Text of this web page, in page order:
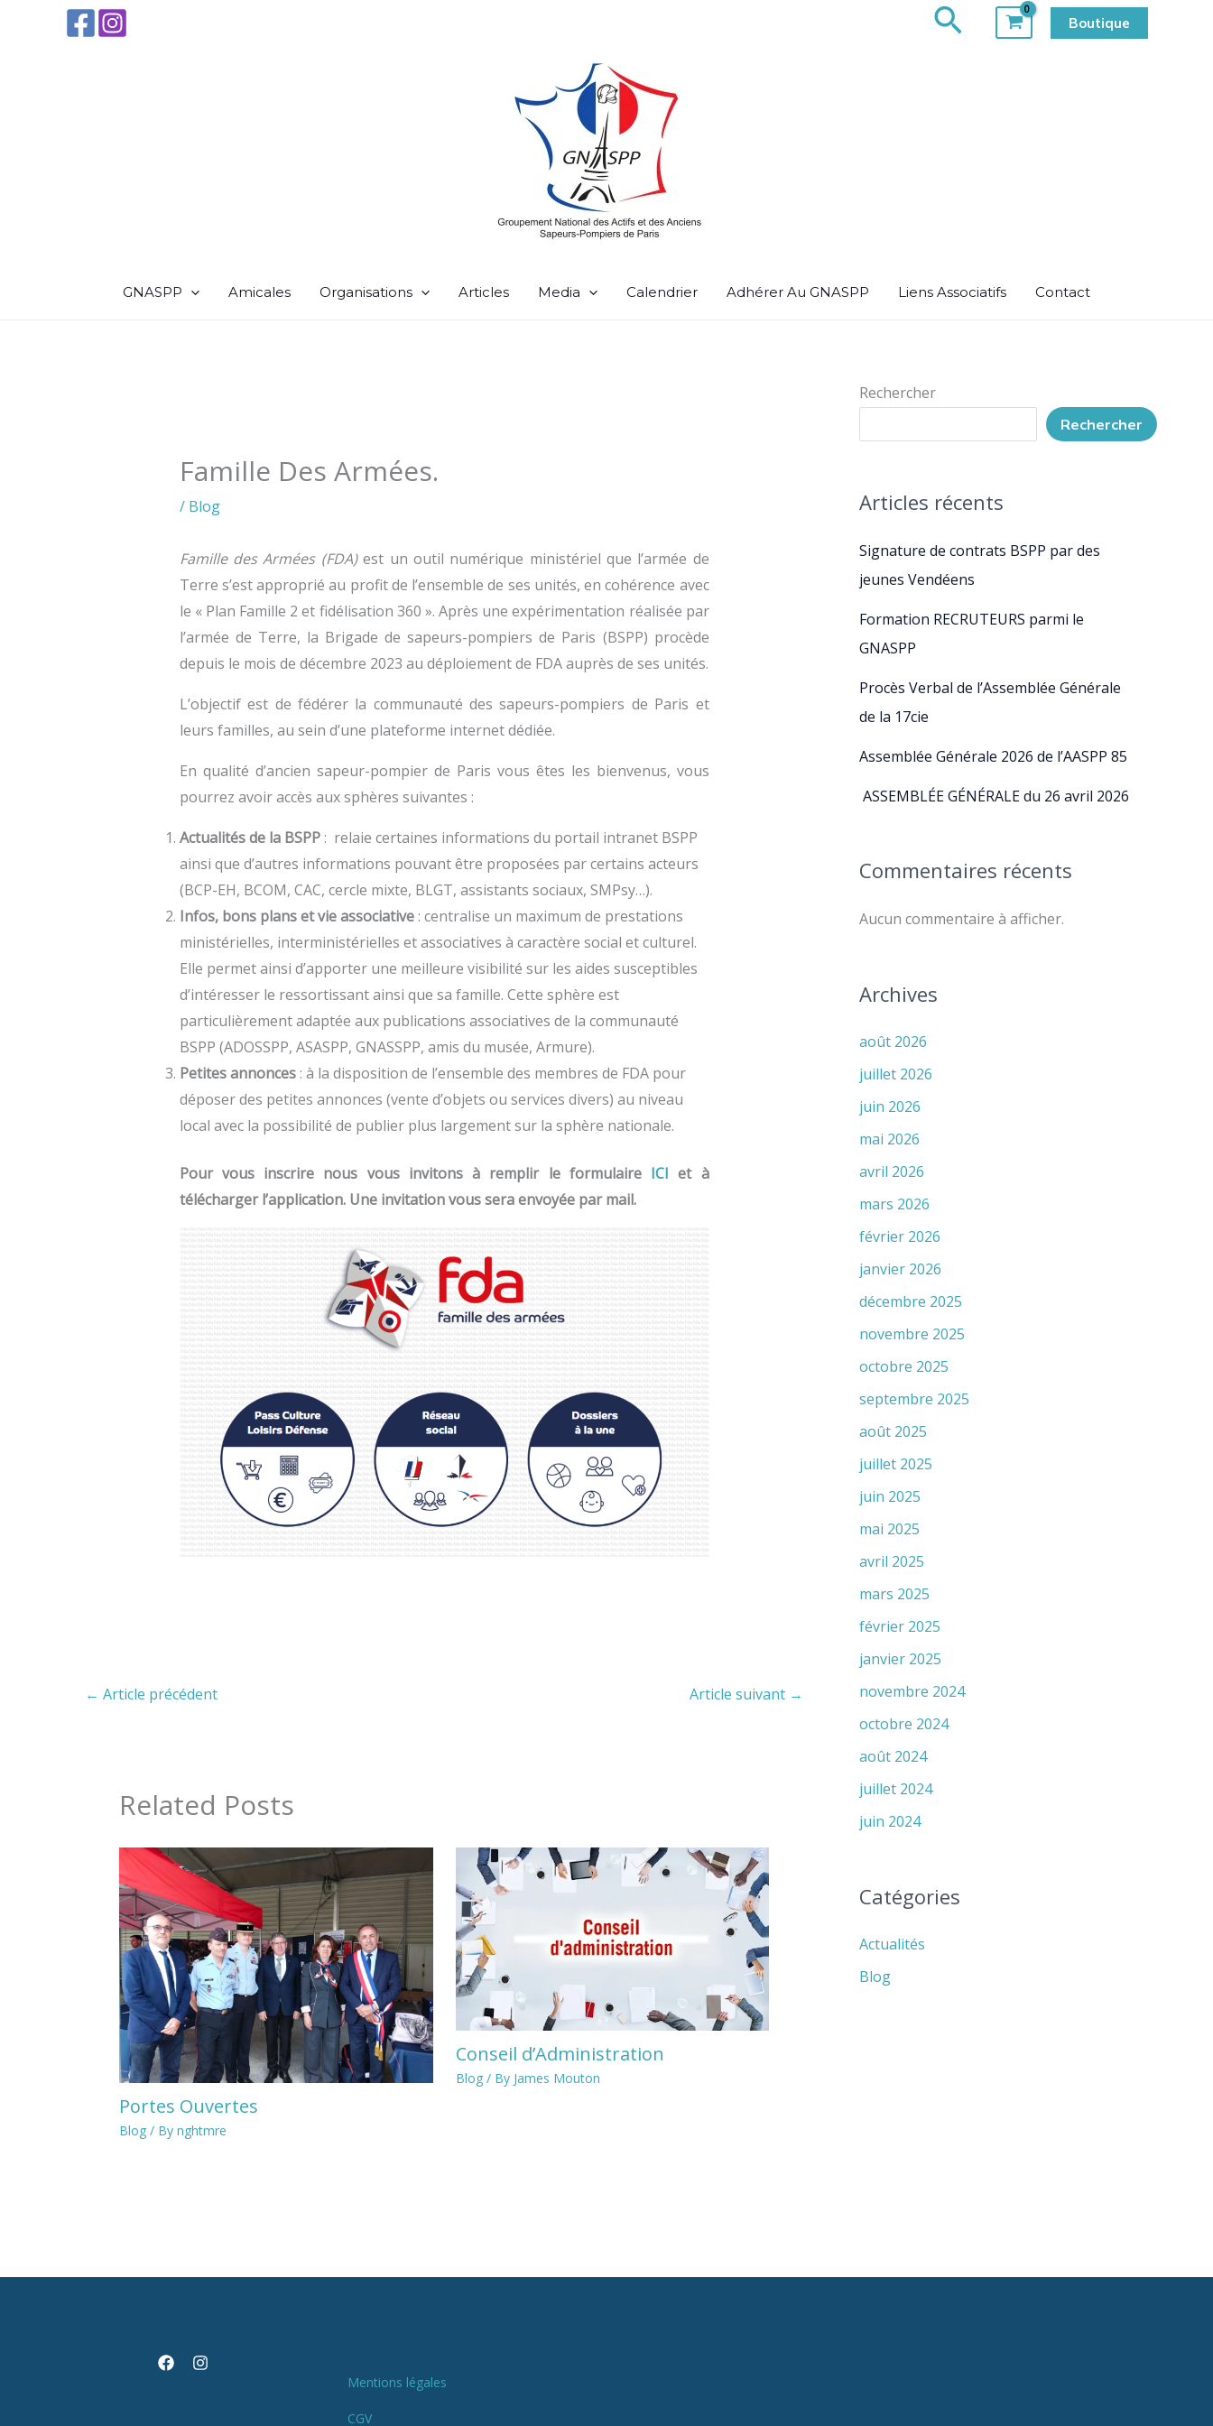
RechercherBoutique
GNASPP Amicales Organisations Articles Media Calendrier Adhérer Au GNASPP Liens Associatifs Contact
Famille Des Armées.
/ Blog
Famille des Armées (FDA)est un outil numérique ministériel que l’armée de
Terre s’est approprié au profit de l’ensemble de ses unités, en cohérence avec
le « Plan Famille 2 et fidélisation 360 ». Après une expérimentation réalisée par
l’armée de Terre, la Brigade de sapeurs-pompiers de Paris (BSPP) procède
depuis le mois de décembre 2023 au déploiement de FDA auprès de ses unités.
L’objectif est de fédérer la communauté des sapeurs-pompiers de Paris et
leurs familles, au sein d’une plateforme internet dédiée.
En qualité d’ancien sapeur-pompier de Paris vous êtes les bienvenus, vous
pourrez avoir accès aux sphères suivantes :
Actualités de la BSPP: relaie certaines informations du portail intranet BSPP
ainsi que d’autres informations pouvant être proposées par certains acteurs
(BCP-EH, BCOM, CAC, cercle mixte, BLGT, assistants sociaux, SMPsy…).
Infos, bons plans et vie associative: centralise un maximum de prestations
ministérielles, interministérielles et associatives à caractère social et culturel.
Elle permet ainsi d’apporter une meilleure visibilité sur les aides susceptibles
d’intéresser le ressortissant ainsi que sa famille. Cette sphère est
particulièrement adaptée aux publications associatives de la communauté
BSPP (ADOSSPP, ASASPP, GNASSPP, amis du musée, Armure).
Petites annonces: à la disposition de l’ensemble des membres de FDA pour
déposer des petites annonces (vente d’objets ou services divers) au niveau
local avec la possibilité de publier plus largement sur la sphère nationale.
Pour vous inscrire nous vous invitons à remplir le formulaire ICI et à
télécharger l’application. Une invitation vous sera envoyée par mail.
← Article précédent Article suivant →
Related Posts
Portes Ouvertes
Blog / By nghtmre
Conseil d’Administration
Blog/ By James Mouton
Rechercher
Rechercher
Articles récents
Signature de contrats BSPP par des
jeunes Vendéens
Formation RECRUTEURS parmi le
GNASPP
Procès Verbal de l’Assemblée Générale
de la 17cie
Assemblée Générale 2026 de l’AASPP 85
ASSEMBLÉE GÉNÉRALE du 26 avril 2026
Commentaires récents
Aucun commentaire à afficher.
Archives
août 2026
juillet 2026
juin 2026
mai 2026
avril 2026
mars 2026
février 2026
janvier 2026
décembre 2025
novembre 2025
octobre 2025
septembre 2025
août 2025
juillet 2025
juin 2025
mai 2025
avril 2025
mars 2025
février 2025
janvier 2025
novembre 2024
octobre 2024
août 2024
juillet 2024
juin 2024
Catégories
Actualités
Blog
Mentions légales
CGV